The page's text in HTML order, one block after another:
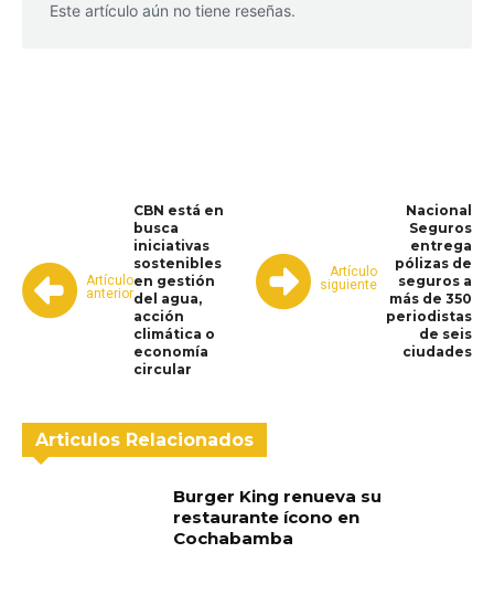
Este artículo aún no tiene reseñas.
Artículo
anterior
CBN está en
busca
iniciativas
sostenibles
en gestión
del agua,
acción
climática o
economía
circular
Artículo
siguiente
Nacional
Seguros
entrega
pólizas de
seguros a
más de 350
periodistas
de seis
ciudades
Articulos Relacionados
Burger King renueva su
restaurante ícono en
Cochabamba